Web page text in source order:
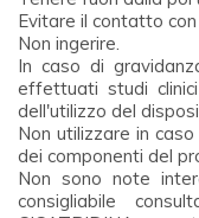
Evitare il contatto con
Non ingerire.
In caso di
effettuati studi
dell'utilizzo del
Non utilizzare in
dei componenti del
Non sono note
consigliabile